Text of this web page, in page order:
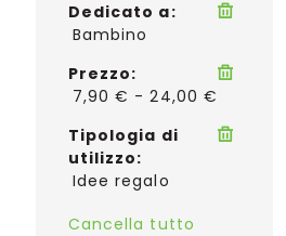
Dedicato a
Bambino
Prezzo
7,90 € - 24,00 €
Tipologia di
utilizzo
Idee regalo
Cancella tutto